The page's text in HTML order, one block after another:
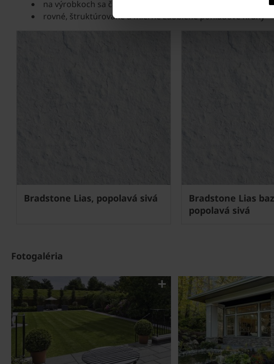
na výrobkoch sa časom môže vytvoriť patina, ktorá povrch
rovné, štruktúrované a mierne zaoblené pohľadové hrany
Bradstone Lias, popolavá sivá
Bradstone Lias
popolavá sivá
Fotogaléria